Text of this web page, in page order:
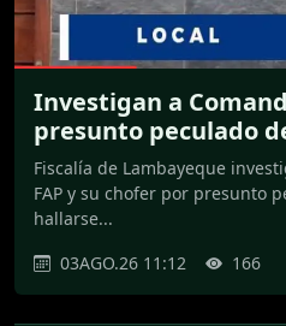
Investigan a
presunto peculado
Fiscalía de Lambayeque
FAP y su chofer por presunto
hallarse...
03AGO.26 11:12
166